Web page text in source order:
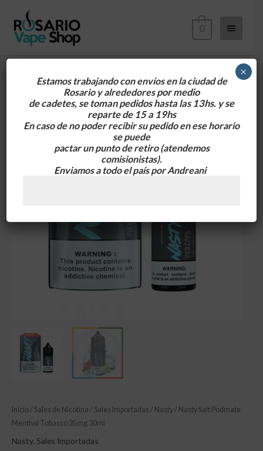
contenido
0
Inicio / Sales de Nicotina / Sales Importadas / Nasty / Nasty Salt Podmate
Menthol Tobacco 35mg 30ml
Nasty, Sales Importadas
Podmate
Estamos trabajando con envíos en la ciudad de
Rosario y alrededorespor medio
de cadetes, se toman pedidos hasta las 13hs. y se
reparte de 15 a 19hs
En caso de no poder recibir su pedido en ese horario
se puede
pactar un punto de retiro(atendemos
comisionistas).
Enviamos a todo el país por Andreani
×